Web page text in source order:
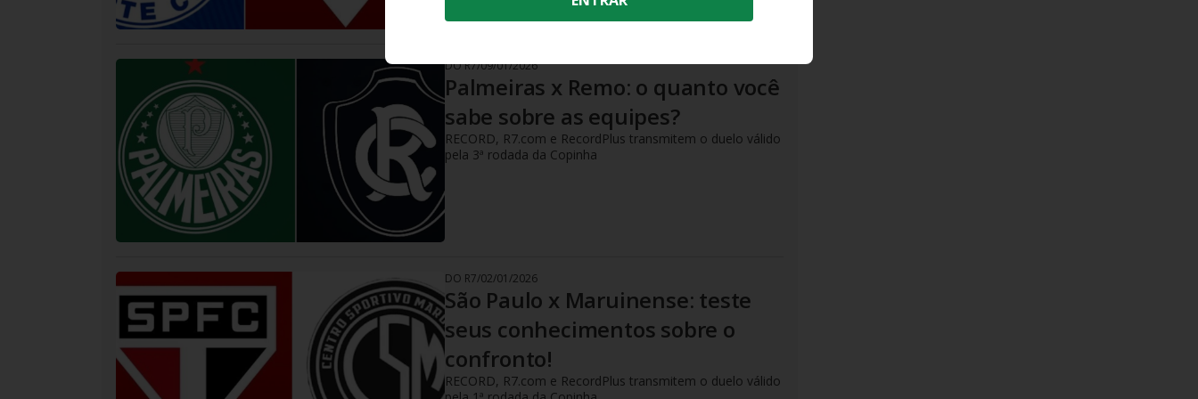
DO R7/09/01/2026
Palmeiras x Remo: o quanto você
sabe sobre as equipes?
RECORD, R7.com e RecordPlus transmitem o duelo válido
pela 3ª rodada da Copinha
DO R7/02/01/2026
São Paulo x Maruinense: teste
seus conhecimentos sobre o
confronto!
RECORD, R7.com e RecordPlus transmitem o duelo válido